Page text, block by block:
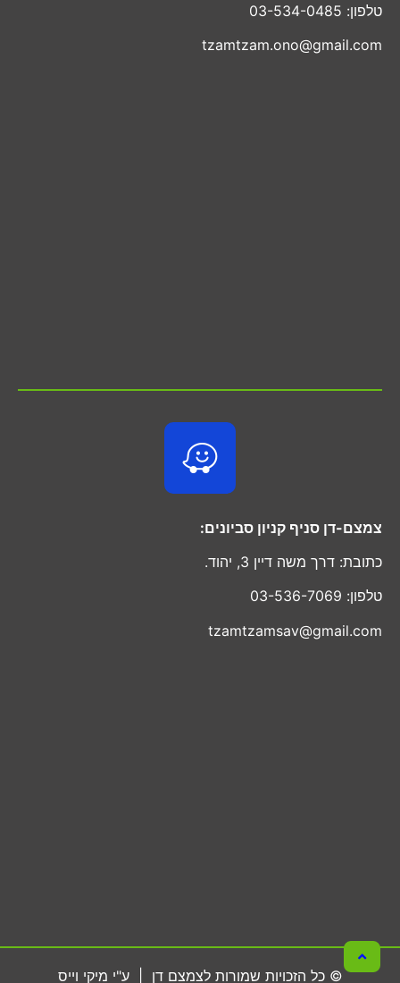
טלפון: 03-534-0485
tzamtzam.ono@gmail.com
צמצם-דן סניף קניון סביונים:
כתובת: דרך משה דיין 3, יהוד.
טלפון: 03-536-7069
tzamtzamsav@gmail.com
© כל הזכויות שמורות לצמצם דן | ע"י מיקי וייס